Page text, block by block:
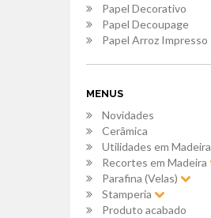
Papel Decorativo
Papel Decoupage
Papel Arroz Impresso
MENUS
Novidades
Cerâmica
Utilidades em Madeira
Recortes em Madeira
Parafina (Velas)
Stamperia
Produto acabado